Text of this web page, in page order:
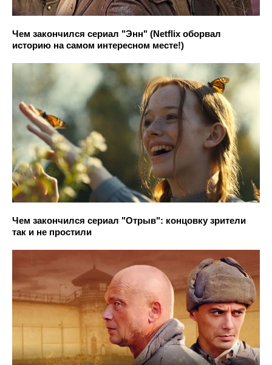
Чем закончился сериал "Энн" (Netflix оборвал
историю на самом интересном месте!)
Чем закончился сериал "Отрыв": концовку зрители
так и не простили